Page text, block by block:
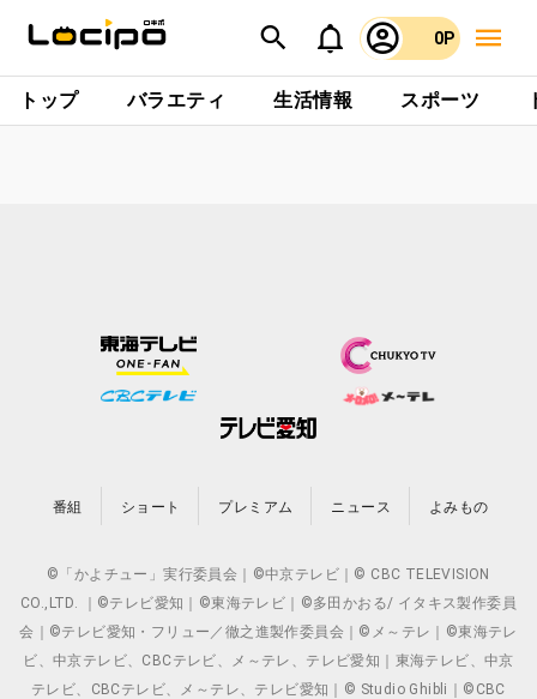
0P
トップ バラエティ 生活情報 スポーツ
番組 ショート プレミアム ニュース よみもの
©「かよチュー」実行委員会｜©中京テレビ｜© CBC TELEVISION
CO.,LTD. ｜©テレビ愛知｜©東海テレビ｜©多田かおる/ イタキス製作委員
会｜©テレビ愛知・フリュー／徹之進製作委員会｜©メ～テレ｜©東海テレ
ビ、中京テレビ、CBCテレビ、メ～テレ、テレビ愛知｜東海テレビ、中京
テレビ、CBCテレビ、メ～テレ、テレビ愛知｜© Studio Ghibli｜©CBC